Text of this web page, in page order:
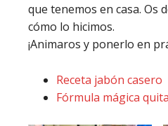
que tenemos en casa. Os
cómo lo hicimos.
¡Animaros y ponerlo en
Receta jabón casero
Fórmula mágica